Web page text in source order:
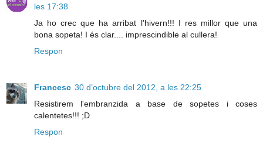
les 17:38
Ja ho crec que ha arribat l'hivern!!! I res millor que una
bona sopeta! I és clar.... imprescindible al cullera!
Respon
Francesc 30 d’octubre del 2012, a les 22:25
Resistirem l'embranzida a base de sopetes i coses
calentetes!!! ;D
Respon